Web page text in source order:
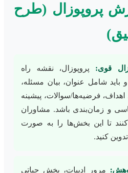
پروپوزال (طرح
قوی: پروپوزال، نقشه راه
شامل عنوان، بیان مسئله،
فرضیه‌ها/سوالات، پیشینه
و زمان‌بندی باشد. مشاوران
تا این بخش‌ها را به صورت
کنید.
مرور ادبیات، بخش حیاتی